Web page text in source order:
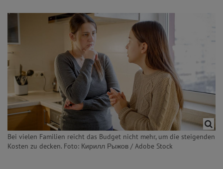
Bei vielen Familien reicht das Budget nicht mehr, um die steigenden
Kosten zu decken. Foto: Кирилл Рыжов / Adobe Stock